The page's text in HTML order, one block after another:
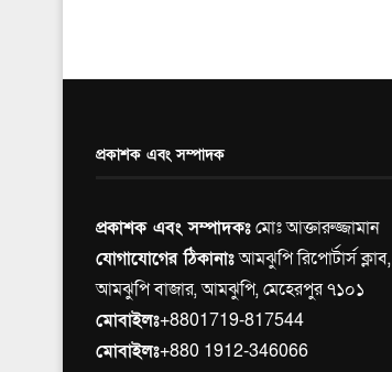
প্রকাশক এবং সম্পাদক
প্রকাশক এবং সম্পাদকঃমোঃ আক্তারুজ্জামান
যোগাযোগের ঠিকানাঃআমঝুপি রিপোর্টার্স ক্লাব,
আমঝুপি বাজার, আমঝুপি, মেহেরপুর ৭১০১
মোবাইলঃ+8801719-817544
মোবাইলঃ+880 1912-346066